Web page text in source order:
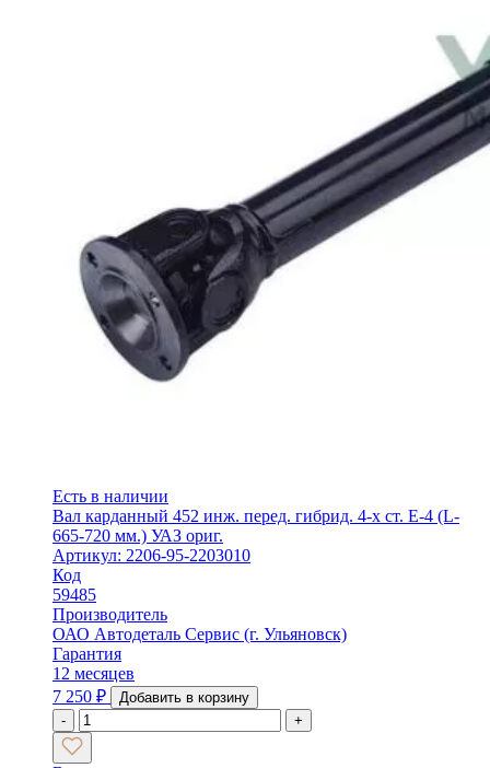
Есть в наличии
Вал карданный 452 инж. перед. гибрид. 4-х ст. Е-4 (L-
665-720 мм.) УАЗ ориг.
Артикул: 2206-95-2203010
Код
59485
Производитель
ОАО Автодеталь Сервис (г. Ульяновск)
Гарантия
12 месяцев
7 250 ₽
Добавить в корзину
-
+